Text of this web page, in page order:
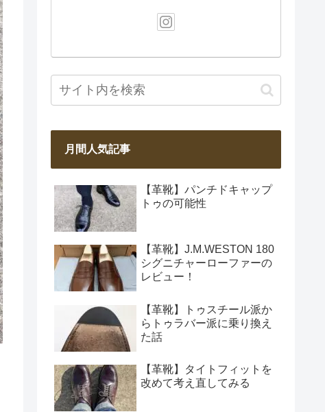
月間人気記事
【革靴】パンチドキャップ
トゥの可能性
【革靴】J.M.WESTON 180
シグニチャーローファーの
レビュー！
【革靴】トゥスチール派か
らトゥラバー派に乗り換え
た話
【革靴】タイトフィットを
改めて考え直してみる